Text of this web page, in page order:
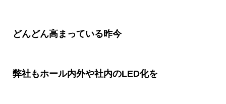
どんどん高まっている昨今
弊社もホール内外や社内のLED化を